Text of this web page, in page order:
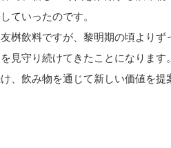
ていったのです。
桝飲料ですが、黎明期の頃より
見守り続けてきたことになります。
、飲み物を通じて新しい価値を提